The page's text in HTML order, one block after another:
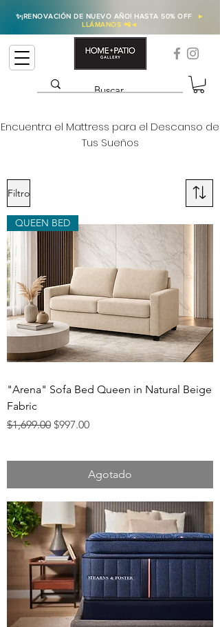
✨¡RENOVACIÓN DE NUEVO AÑO! HASTA 50% OFF
►
LLÁMANOS 📲◄
Encuentra el Mattress para el Descanso de
Tus Sueños
Filtro
QUEEN BED
"Arena" Sofa Bed Queen in Natural Beige
Fabric
Precio
$1,699.00 Precio de oferta
$997.00
Agotado